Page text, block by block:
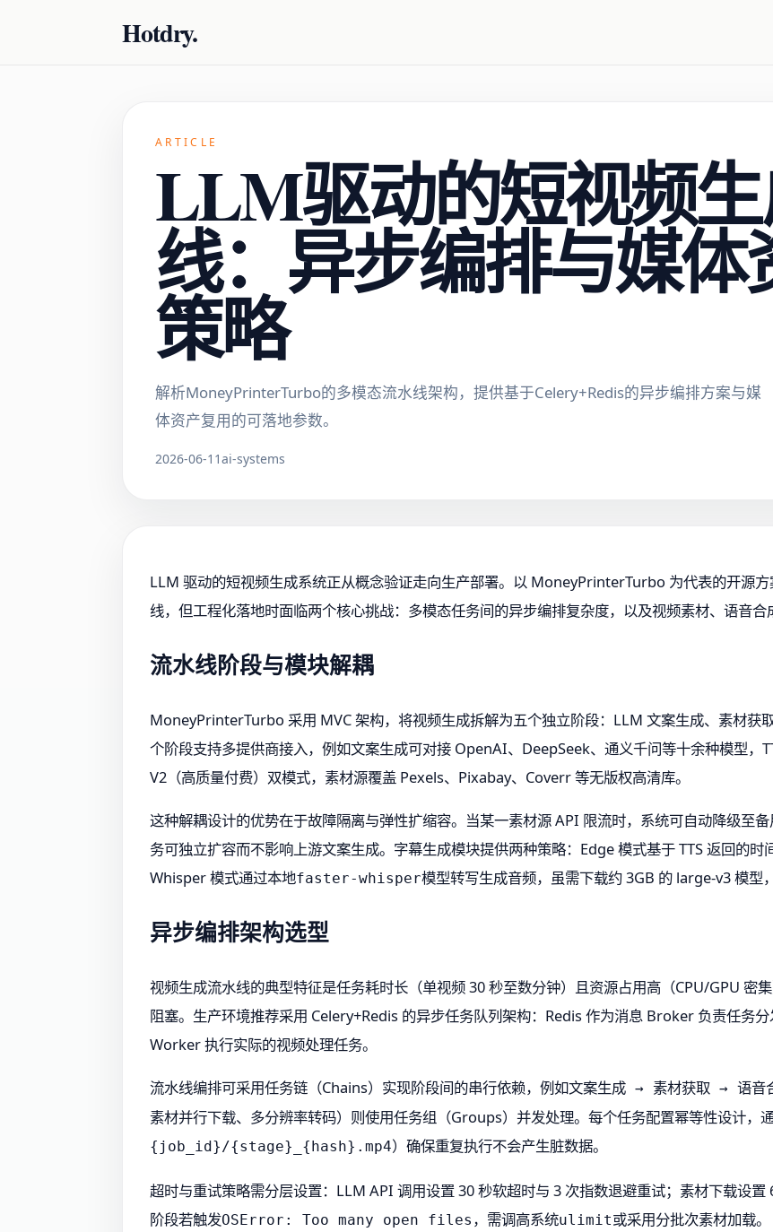
Hotdry.
ARTICLE
LLM驱动的短视频
线：异步编排与媒体
策略
解析MoneyPrinterTurbo的多模态流水线架构，提供基于Celery+Redis的异步编排方案与媒
体资产复用的可落地参数。
2026-06-11ai-systems
LLM 驱动的短视频生成系统正从概念验证走向生产部署。以 MoneyPrinterTurbo 为代表的开源
线，但工程化落地时面临两个核心挑战：多模态任务间的异步编排复杂度，以及视频素材、语音合
流水线阶段与模块解耦
MoneyPrinterTurbo 采用 MVC 架构，将视频生成拆解为五个独立阶段：LLM 文案生成、素材获
个阶段支持多提供商接入，例如文案生成可对接 OpenAI、DeepSeek、通义千问等十余种模型，
V2（高质量付费）双模式，素材源覆盖 Pexels、Pixabay、Coverr 等无版权高清库。
这种解耦设计的优势在于故障隔离与弹性扩缩容。当某一素材源 API 限流时，系统可自动降级至
务可独立扩容而不影响上游文案生成。字幕生成模块提供两种策略：Edge 模式基于 TTS 返回的时
Whisper 模式通过本地faster-whisper模型转写生成音频，虽需下载约 3GB 的 large-v3 模型
异步编排架构选型
视频生成流水线的典型特征是任务耗时长（单视频 30 秒至数分钟）且资源占用高（CPU/GPU 密
阻塞。生产环境推荐采用 Celery+Redis 的异步任务队列架构：Redis 作为消息 Broker 负责任务
Worker 执行实际的视频处理任务。
流水线编排可采用任务链（Chains）实现阶段间的串行依赖，例如文案生成 → 素材获取 → 语音
素材并行下载、多分辨率转码）则使用任务组（Groups）并发处理。每个任务配置幂等性设计，
{job_id}/{stage}_{hash}.mp4）确保重复执行不会产生脏数据。
超时与重试策略需分层设置：LLM API 调用设置 30 秒软超时与 3 次指数退避重试；素材下载设
阶段若触发OSError: Too many open files ，需调高系统ulimit或采用分批次素材加载。